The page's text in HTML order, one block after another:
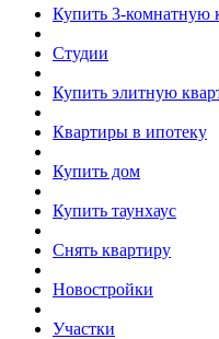
Купить 3-комнатную
Студии
Купить элитную
Квартиры в ипотеку
Купить дом
Купить таунхаус
Снять квартиру
Новостройки
Участки